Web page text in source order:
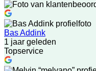
Bas Addink
1 jaar geleden
Topservice